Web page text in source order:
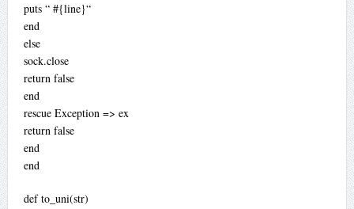
puts “ #{line}“
end
else
sock.close
return false
end
rescue Exception => ex
return false
end
end
def to_uni(str)